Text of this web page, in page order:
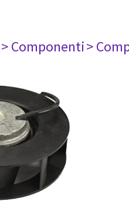
> Componenti>